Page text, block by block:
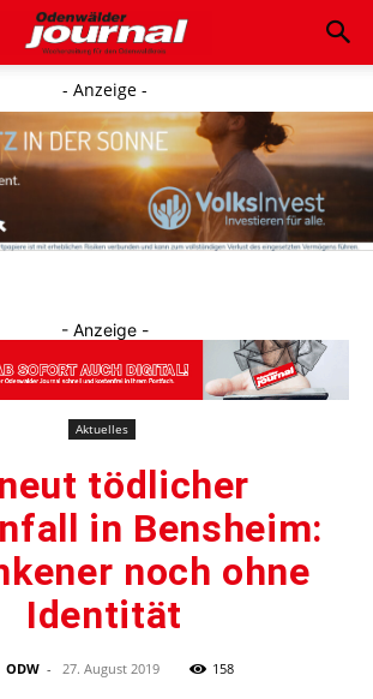
- Anzeige -
- Anzeige -
Aktuelles
tödlicher
in Bensheim:
noch ohne
Identität
ODW - 27. August 2019 158